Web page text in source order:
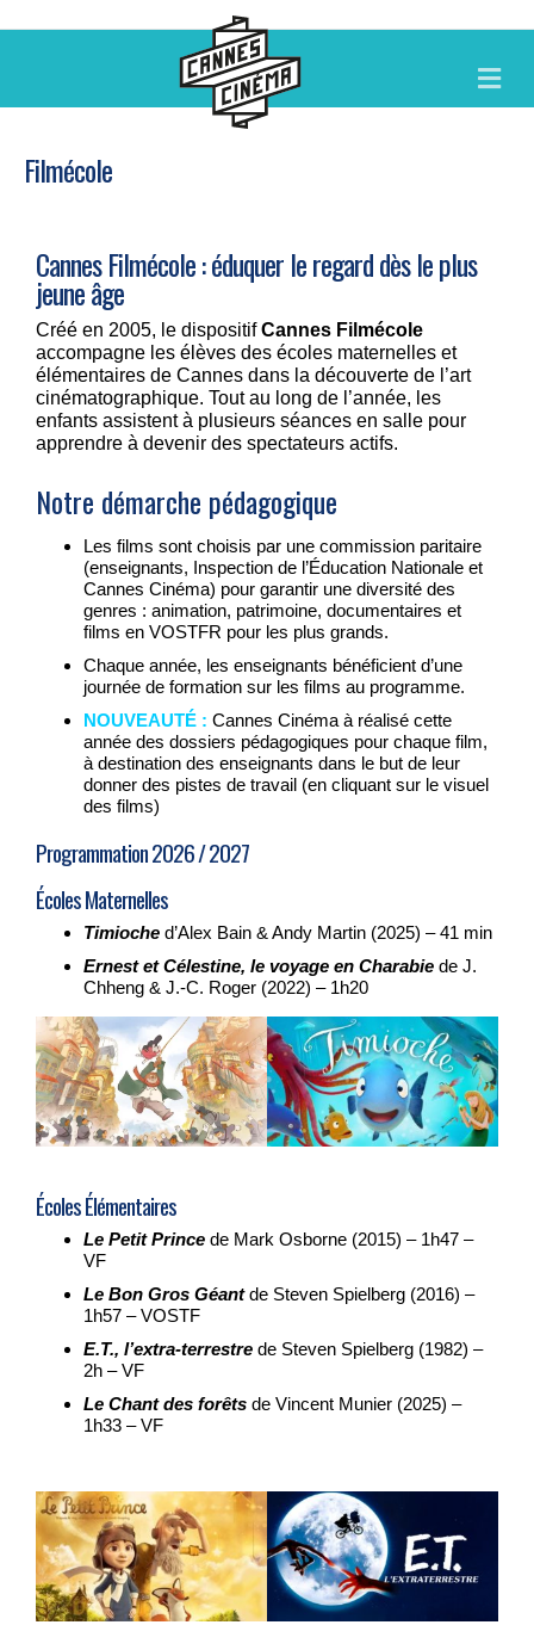
M
E
N
Filmécole
Cannes Filmécole : éduquer le regard dès le plus
jeune âge
Créé en 2005, le dispositifCannes Filmécole
accompagne les élèves des écoles maternelles et
élémentaires de Cannes dans la découverte de l’art
cinématographique. Tout au long de l’année, les
enfants assistent à plusieurs séances en salle pour
apprendre à devenir des spectateurs actifs.
Notre démarche pédagogique
Les films sont choisis par une commission paritaire
(enseignants, Inspection de l’Éducation Nationale et
Cannes Cinéma) pour garantir une diversité des
genres : animation, patrimoine, documentaires et
films en VOSTFR pour les plus grands.
Chaque année, les enseignants bénéficient d’une
journée de formation sur les films au programme.
NOUVEAUTÉ : Cannes Cinéma à réalisé cette
année des dossiers pédagogiques pour chaque film,
à destination des enseignants dans le but de leur
donner des pistes de travail (en cliquant sur le visuel
des films)
Programmation 2026 / 2027
Écoles Maternelles
Timioche d’Alex Bain & Andy Martin (2025) – 41 min
Ernest et Célestine, le voyage en Charabie de J.
Chheng & J.-C. Roger (2022) – 1h20
Écoles Élémentaires
Le Petit Prince de Mark Osborne (2015) – 1h47 –
VF
Le Bon Gros Géantde Steven Spielberg (2016) –
1h57 – VOSTF
E.T., l’extra-terrestre de Steven Spielberg (1982) –
2h – VF
Le Chant des forêts de Vincent Munier (2025) –
1h33 – VF